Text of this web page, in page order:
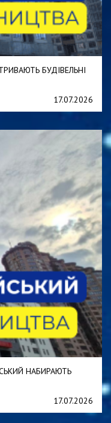
БУДІВЕЛЬНІ
17.07.2026
НАБИРАЮТЬ
17.07.2026